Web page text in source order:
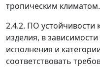
тропическим климатом.
2.4.2. ПО устойчивости
изделия, в
исполнения и
соответствовать